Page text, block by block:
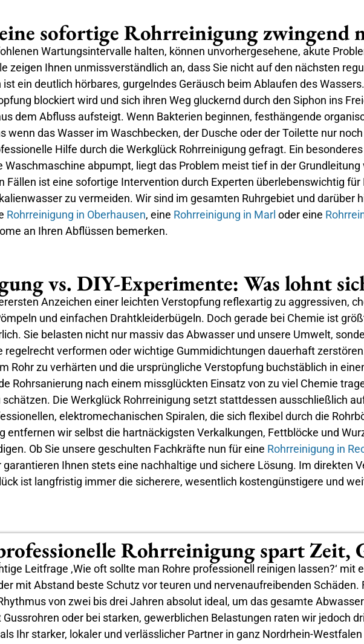
sofortige Rohrreinigung zwingend
Wartungsintervalle halten, können unvorhergesehene, akute
zeigen Ihnen unmissverständlich an, dass Sie nicht auf den nächsten
ein deutlich hörbares, gurgelndes Geräusch beim Ablaufen des
blockiert wird und sich ihren Weg gluckernd durch den Siphon ins
dem Abfluss aufsteigt. Wenn Bakterien beginnen, festhängende
wenn das Wasser im Waschbecken, der Dusche oder der Toilette nur
Hilfe durch die Werkglück Rohrreinigung gefragt. Ein
abpumpt, liegt das Problem meist tief in der
Fällen ist eine sofortige Intervention durch Experten überlebenswichtig
zu vermeiden. Wir sind im gesamten Ruhrgebiet und darüber
Rohrreinigung in Oberhausen, eine Rohrreinigung in Marl oder eine
an Ihren Abflüssen bemerken.
vs. DIY-Experimente: Was lohnt
Anzeichen einer leichten Verstopfung reflexartig zu aggressiven,
und einfachen Drahtkleiderbügeln. Doch gerade bei Chemie ist
Sie belasten nicht nur massiv das Abwasser und unsere Umwelt,
verformen oder wichtige Gummidichtungen dauerhaft
Rohr zu verhärten und die ursprüngliche Verstopfung buchstäblich in
Rohrsanierung nach einem missglückten Einsatz von zu viel Chemie
Die Werkglück Rohrreinigung setzt stattdessen ausschließlich
elektromechanischen Spiralen, die sich flexibel durch die
entfernen wir selbst die hartnäckigsten Verkalkungen, Fettblöcke und
Ob Sie unsere geschulten Fachkräfte nun für eine Rohrreinigung in
garantieren Ihnen stets eine nachhaltige und sichere Lösung. Im direkten
ist langfristig immer die sicherere, wesentlich kostengünstigere und
Rohrreinigung spart Zeit,
Leitfrage ‚Wie oft sollte man Rohre professionell reinigen lassen?‘
mit Abstand beste Schutz vor teuren und nervenaufreibenden
von zwei bis drei Jahren absolut ideal, um das gesamte
oder bei starken, gewerblichen Belastungen raten wir jedoch
Ihr starker, lokaler und verlässlicher Partner in ganz Nordrhein-